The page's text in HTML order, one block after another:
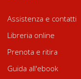
Assistenza e contatti
Libreria online
Prenota e ritira
Guida all'ebook